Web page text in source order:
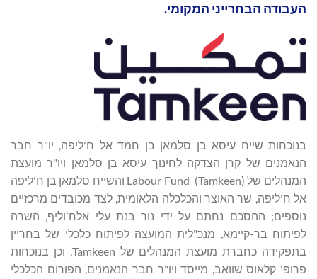
העבודה הבחרייני המקומי.
בנוכחות שייח עיסא בן סלמאן בן חמד אל ח'ליפה, יו"ר חבר
הנאמנים של קרן הצדקה לחינוך עיסא בן סלמאן ויו"ר מועצת
המנהלים של Labour Fund (Tamkeen) והשייח סלמאן בן ח'ליפה
אל ח'ליפה, שר האוצר והכלכלה הלאומית, לצד מכובדים מרכזיים
נוספים; ההסכם נחתם על ידי נור בנת עלי אלח'וליף, השרה
לפיתוח בר-קיימא, מנכ"לית המועצה לפיתוח כלכלי של בחריין
בתפקידה כחברת מועצת המנהלים של Tamkeen, וכן בנוכחות
פרופ' קלאוס שוואב, מייסד ויו"ר חבר הנאמנים, הפורום הכלכלי